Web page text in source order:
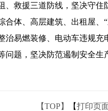
、救援三道防线，坚决守住
合体、高层建筑、出租屋、
治易燃装修、电动车违规充
问题，坚决防范遏制安全生
【TOP】 【打印页